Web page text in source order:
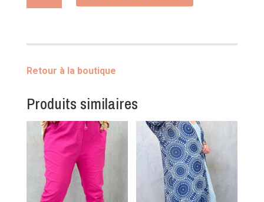
Retour à la boutique
Produits similaires